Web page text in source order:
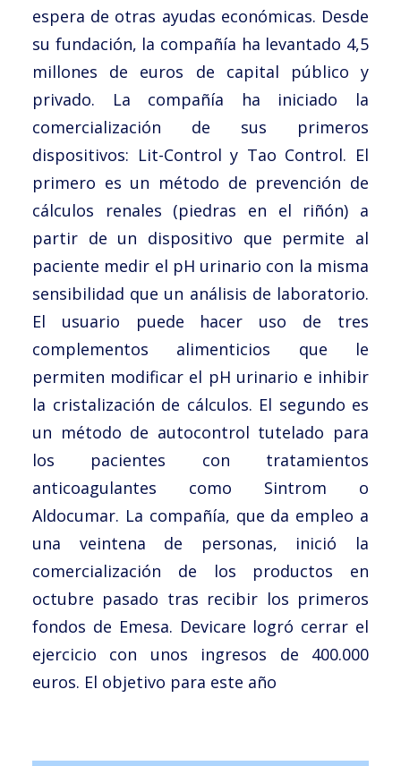
espera de otras ayudas económicas. Desde
su fundación, la compañía ha levantado 4,5
millones de euros de capital público y
privado. La compañía ha iniciado la
comercialización de sus primeros
dispositivos: Lit-Control y Tao Control. El
primero es un método de prevención de
cálculos renales (piedras en el riñón) a
partir de un dispositivo que permite al
paciente medir el pH urinario con la misma
sensibilidad que un análisis de laboratorio.
El usuario puede hacer uso de tres
complementos alimenticios que le
permiten modificar el pH urinario e inhibir
la cristalización de cálculos. El segundo es
un método de autocontrol tutelado para
los pacientes con tratamientos
anticoagulantes como Sintrom o
Aldocumar. La compañía, que da empleo a
una veintena de personas, inició la
comercialización de los productos en
octubre pasado tras recibir los primeros
fondos de Emesa. Devicare logró cerrar el
ejercicio con unos ingresos de 400.000
euros. El objetivo para este año